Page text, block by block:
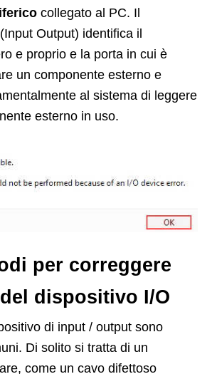
collegato al PC. Il
Output) identifica il
e proprio e la porta in cui è
un componente esterno e
al sistema di leggere
esterno in uso.
per correggere
dispositivo I/O
di input / output sono
Di solito si tratta di un
come un cavo difettoso